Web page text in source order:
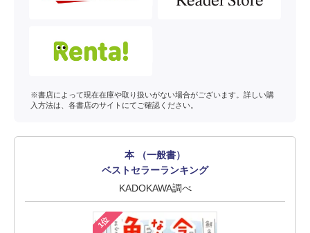
※書店によって現在在庫や取り扱いがない場合がございます。詳しい購
入方法は、各書店のサイトにてご確認ください。
本 （一般書）
ベストセラーランキング
KADOKAWA調べ
1位